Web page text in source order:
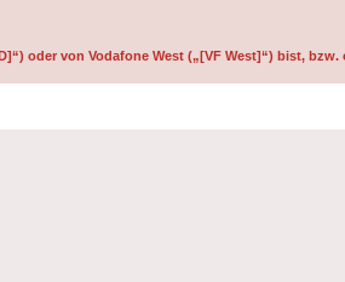
oder von Vodafone West („[VF West]“) bist,